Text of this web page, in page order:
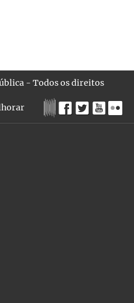
- Todos os direitos